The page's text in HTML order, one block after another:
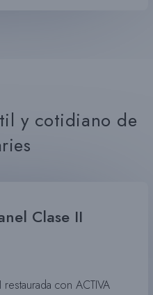
y cotidiano de
Clase II
con ACTIVA